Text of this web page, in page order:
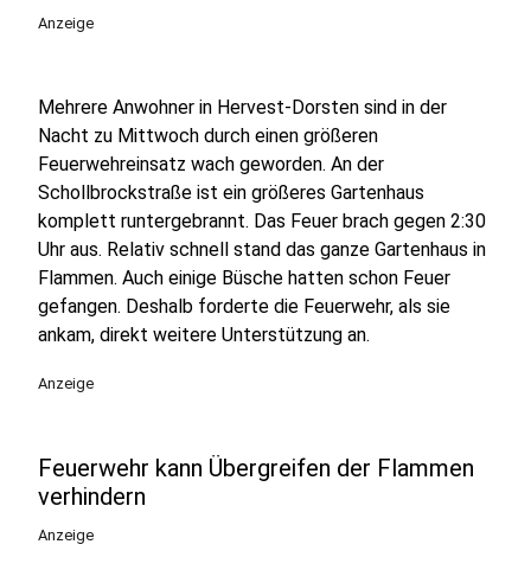
Anzeige
Mehrere Anwohner in Hervest-Dorsten sind in der
Nacht zu Mittwoch durch einen größeren
Feuerwehreinsatz wach geworden. An der
Schollbrockstraße ist ein größeres Gartenhaus
komplett runtergebrannt. Das Feuer brach gegen 2:30
Uhr aus. Relativ schnell stand das ganze Gartenhaus in
Flammen. Auch einige Büsche hatten schon Feuer
gefangen. Deshalb forderte die Feuerwehr, als sie
ankam, direkt weitere Unterstützung an.
Anzeige
Feuerwehr kann Übergreifen der Flammen
verhindern
Anzeige